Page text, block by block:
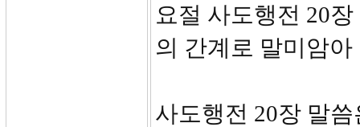
요절 사도행전 20
의 간계로 말미암
사도행전 20장 말